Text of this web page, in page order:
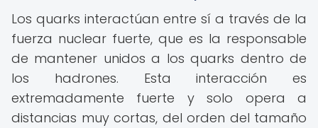
Los quarks interactúan entre sí a través de la
fuerza nuclear fuerte, que es la responsable
de mantener unidos a los quarks dentro de
los hadrones. Esta interacción es
extremadamente fuerte y solo opera a
distancias muy cortas, del orden del tamaño